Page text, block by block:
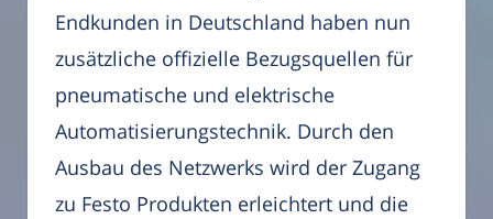
Endkunden in Deutschland haben nun
zusätzliche offizielle Bezugsquellen für
pneumatische und elektrische
Automatisierungstechnik. Durch den
Ausbau des Netzwerks wird der Zugang
zu Festo Produkten erleichtert und die